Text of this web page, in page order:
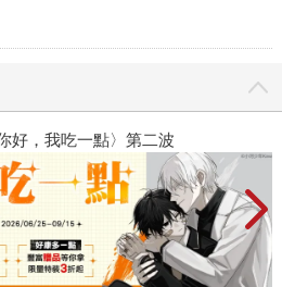
，我吃一點〉第二波